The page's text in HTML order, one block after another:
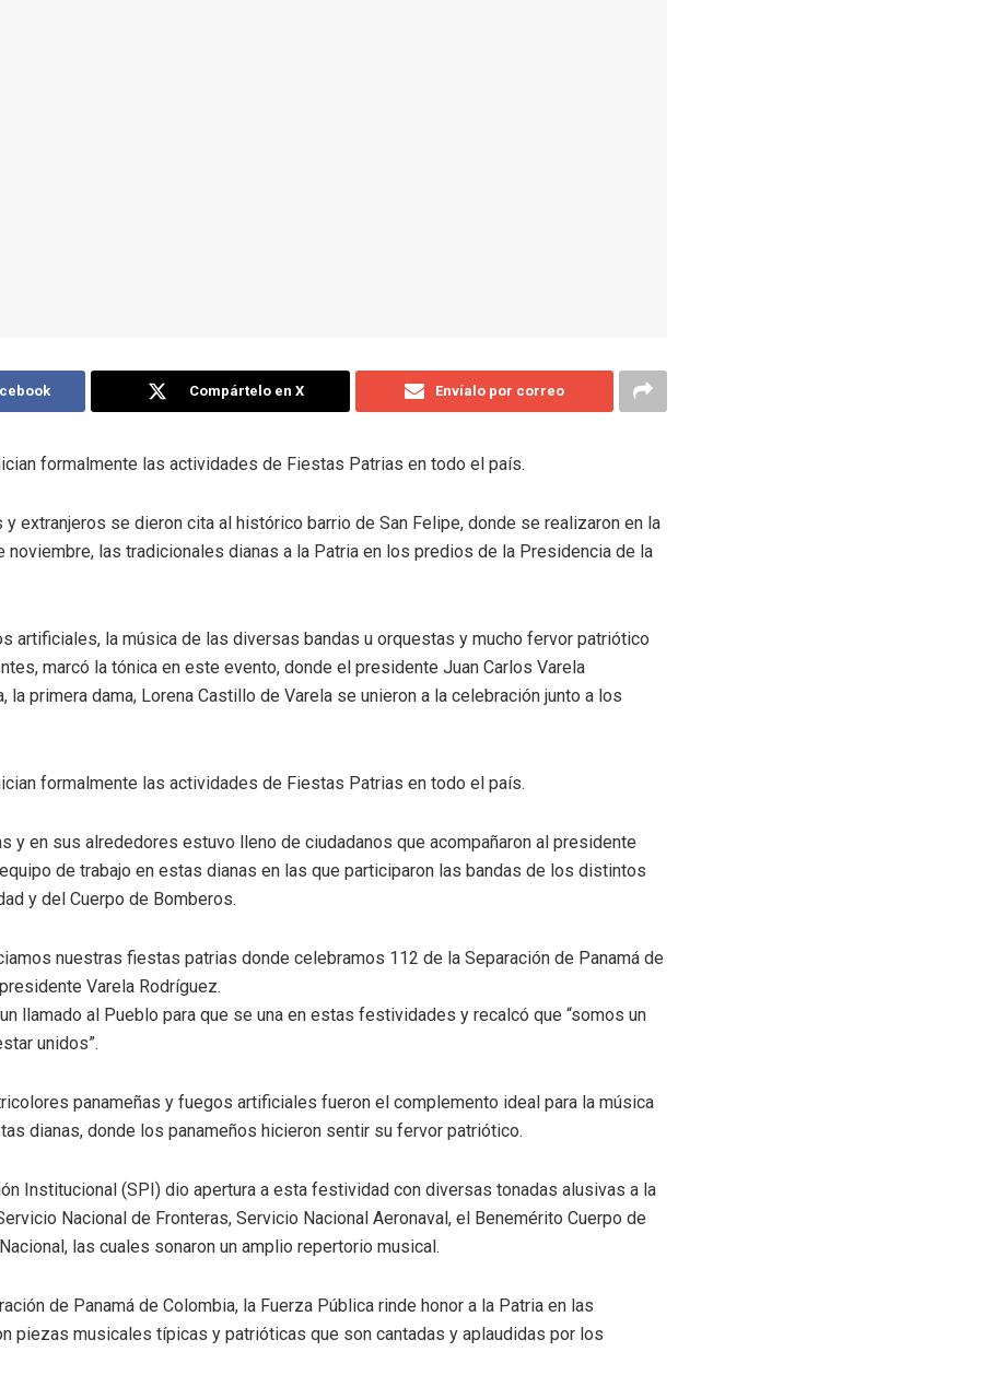
Compártelo en X Envíalo por correo
formalmente las actividades de Fiestas Patrias en todo el país.
y extranjeros se dieron cita al histórico barrio de San Felipe, donde se realizaron en la
noviembre, las tradicionales dianas a la Patria en los predios de la Presidencia de la
artificiales, la música de las diversas bandas u orquestas y mucho fervor patriótico
marcó la tónica en este evento, donde el presidente Juan Carlos Varela
la primera dama, Lorena Castillo de Varela se unieron a la celebración junto a los
formalmente las actividades de Fiestas Patrias en todo el país.
y en sus alrededores estuvo lleno de ciudadanos que acompañaron al presidente
de trabajo en estas dianas en las que participaron las bandas de los distintos
y del Cuerpo de Bomberos.
nuestras fiestas patrias donde celebramos 112 de la Separación de Panamá de
Varela Rodríguez.
llamado al Pueblo para que se una en estas festividades y recalcó que “somos un
unidos”.
panameñas y fuegos artificiales fueron el complemento ideal para la música
dianas, donde los panameños hicieron sentir su fervor patriótico.
Institucional (SPI) dio apertura a esta festividad con diversas tonadas alusivas a la
Nacional de Fronteras, Servicio Nacional Aeronaval, el Benemérito Cuerpo de
las cuales sonaron un amplio repertorio musical.
de Panamá de Colombia, la Fuerza Pública rinde honor a la Patria en las
piezas musicales típicas y patrióticas que son cantadas y aplaudidas por los